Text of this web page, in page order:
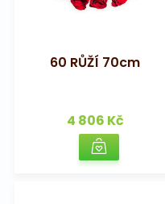
60 RŮŽÍ 70cm
4 806 Kč